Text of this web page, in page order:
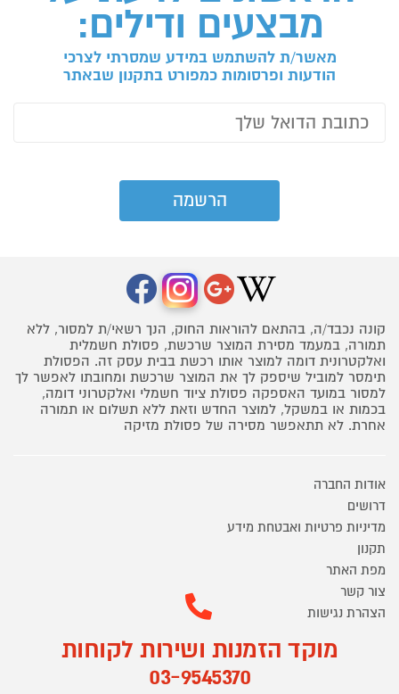
מבצעים ודילים:
מאשר/ת להשתמש במידע שמסרתי לצרכי
הודעות ופרסומות כמפורט בתקנון שבאתר
קונה נכבד/ה, בהתאם להוראות החוק, הנך רשאי/ת למסור, ללא
תמורה, במעמד מסירת המוצר שרכשת, פסולת חשמלית
ואלקטרונית דומה למוצר אותו רכשת בבית עסק זה. הפסולת
תימסר למוביל שיספק לך את המוצר שרכשת ומחובתו לאפשר לך
למסור במועד האספקה פסולת ציוד חשמלי ואלקטרוני דומה,
בכמות או במשקל, למוצר החדש וזאת ללא תשלום או תמורה
אחרת. לא תתאפשר מסירה של פסולת מזיקה
אודות החברה
דרושים
מדיניות פרטיות ואבטחת מידע
תקנון
מפת האתר
צור קשר
הצהרת נגישות
מוקד הזמנות ושירות לקוחות
03-9545370